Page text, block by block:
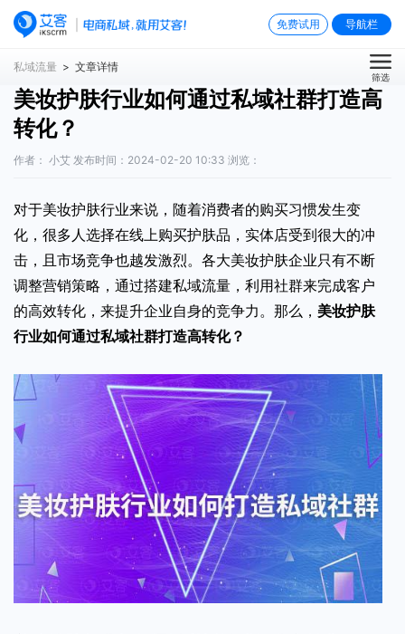
免费试用 导航栏
私域流量 > 文章详情
筛选
美妆护肤行业如何通过私域社群打造高
转化？
作者： 小艾 发布时间：2024-02-20 10:33 浏览：
对于美妆护肤行业来说，随着消费者的购买习惯发生变
化，很多人选择在线上购买护肤品，实体店受到很大的冲
击，且市场竞争也越发激烈。各大美妆护肤企业只有不断
调整营销策略，通过搭建私域流量，利用社群来完成客户
的高效转化，来提升企业自身的竞争力。那么， 美妆护肤
行业如何通过私域社群打造高转化？